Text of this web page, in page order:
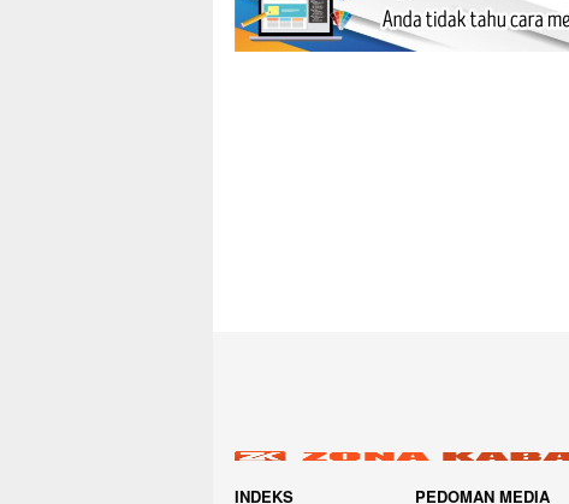
INDEKS PEDOMAN MEDIA